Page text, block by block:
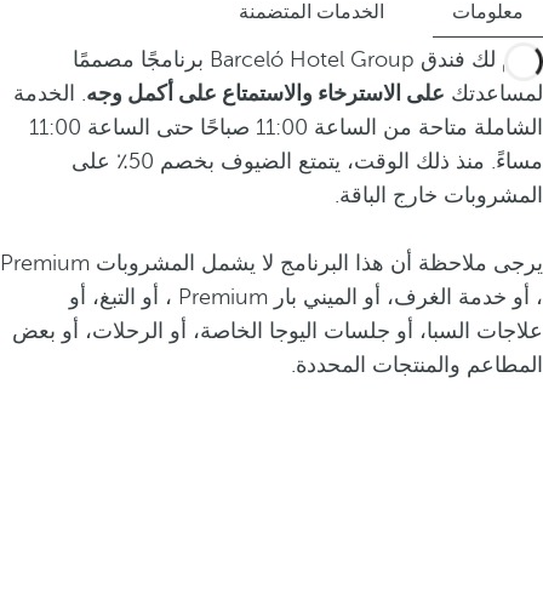
معلومات الخدمات المتضمنة
يقدم لك فندق Barceló Hotel Group برنامجًا مصممًا
لمساعدتك على الاسترخاء والاستمتاع على أكمل وجه. الخدمة
الشاملة متاحة من الساعة 11:00 صباحًا حتى الساعة 11:00
مساءً. منذ ذلك الوقت، يتمتع الضيوف بخصم 50٪ على
المشروبات خارج الباقة.
يرجى ملاحظة أن هذا البرنامج لا يشمل المشروبات Premium
، أو خدمة الغرف، أو الميني بار Premium ، أو التبغ، أو
علاجات السبا، أو جلسات اليوجا الخاصة، أو الرحلات، أو بعض
المطاعم والمنتجات المحددة.